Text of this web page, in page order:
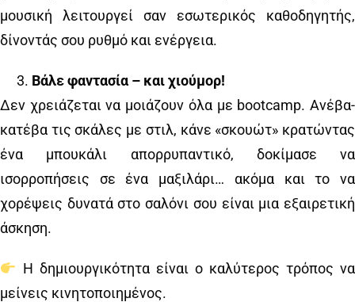
μουσική λειτουργεί σαν εσωτερικός καθοδηγητής,
δίνοντάς σου ρυθμό και ενέργεια.
Βάλε φαντασία – και χιούμορ!
Δεν χρειάζεται να μοιάζουν όλα με bootcamp. Ανέβα-
κατέβα τις σκάλες με στιλ, κάνε «σκουώτ» κρατώντας
ένα μπουκάλι απορρυπαντικό, δοκίμασε να
ισορροπήσεις σε ένα μαξιλάρι… ακόμα και το να
χορέψεις δυνατά στο σαλόνι σου είναι μια εξαιρετική
άσκηση.
Η δημιουργικότητα είναι ο καλύτερος τρόπος να
μείνεις κινητοποιημένος.